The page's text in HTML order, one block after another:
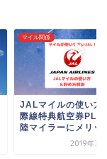
マイル関係
JALマイルの使い方
際線特典航空券
陸マイラーにメリッ
2019年3